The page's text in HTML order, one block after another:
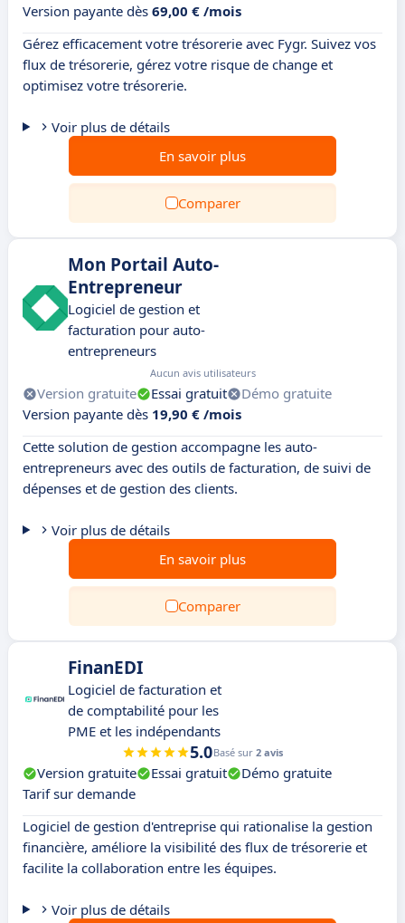
Version payante dès 69,00 € /mois
Gérez efficacement votre trésorerie avec Fygr. Suivez vos
flux de trésorerie, gérez votre risque de change et
optimisez votre trésorerie.
Voir plus de détails
En savoir plus
Comparer
Mon Portail Auto-
Entrepreneur
Logiciel de gestion et
facturation pour auto-
entrepreneurs
Aucun avis utilisateurs
Version gratuite Essai gratuit
Démo gratuite
Version payante dès 19,90 € /mois
Cette solution de gestion accompagne les auto-
entrepreneurs avec des outils de facturation, de suivi de
dépenses et de gestion des clients.
Voir plus de détails
En savoir plus
Comparer
FinanEDI
Logiciel de facturation et
de comptabilité pour les
PME et les indépendants
5.0Basé sur 2 avis
Version gratuite Essai gratuit
Démo gratuite
Tarif sur demande
Logiciel de gestion d'entreprise qui rationalise la gestion
financière, améliore la visibilité des flux de trésorerie et
facilite la collaboration entre les équipes.
Voir plus de détails